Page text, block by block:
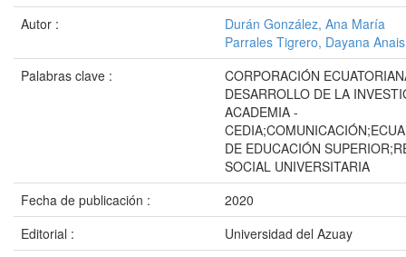
Autor :
Durán González, Ana María
Parrales Tigrero, Dayana Anais
Palabras clave :
CORPORACIÓN
DESARROLLO DE LA
ACADEMIA -
DE EDUCACIÓN
SOCIAL UNIVERSITARIA
Fecha de publicación :
2020
Editorial :
Universidad del Azuay